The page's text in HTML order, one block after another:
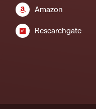
Amazon
Researchgate